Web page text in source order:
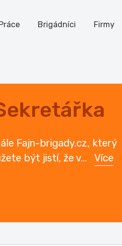
Brigádníci Firmy
Fajn-brigady.cz, který
být jistí, že v... Více